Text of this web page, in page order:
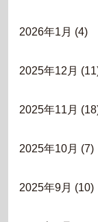
2026年1月 (4)
2025年12月
2025年11月
2025年10月 (7)
2025年9月 (10)